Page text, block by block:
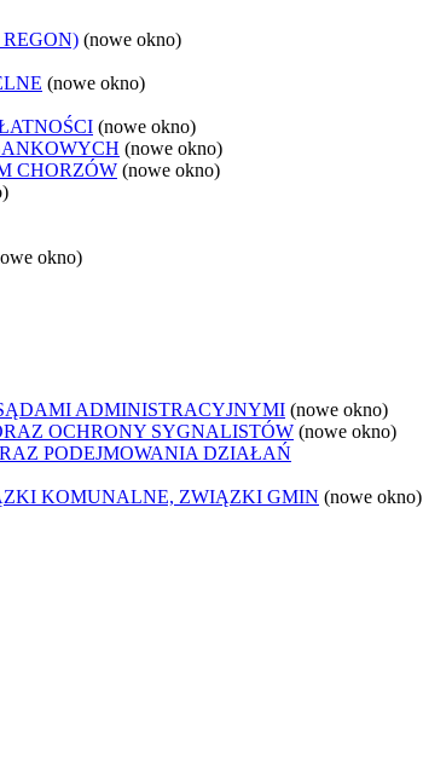
(nowe okno)
(nowe okno)
(nowe okno)
(nowe okno)
CHORZÓW (nowe okno)
okno)
ADMINISTRACYJNYMI (nowe okno)
OCHRONY SYGNALISTÓW (nowe okno)
PODEJMOWANIA DZIAŁAŃ
KOMUNALNE, ZWIĄZKI GMIN (nowe okno)